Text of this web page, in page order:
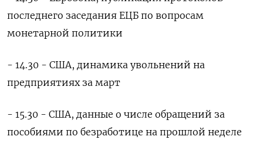
последнего заседания ЕЦБ по вопросам
монетарной политики
- 14.30 - США, динамика увольнений на
предприятиях за март
- 15.30 - США, данные о числе обращений за
пособиями по безработице на прошлой неделе